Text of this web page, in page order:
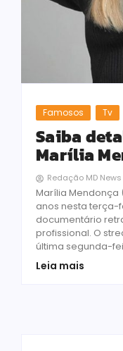
Famosos Tv
Saiba
Marília
Redação MD News
Marília Mendonça
anos nesta terça-
documentário
profissional. O
última segunda-
Leia mais